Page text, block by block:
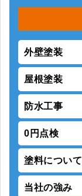
外壁塗装
屋根塗装
防水工事
0円点検
塗料について
当社の強み